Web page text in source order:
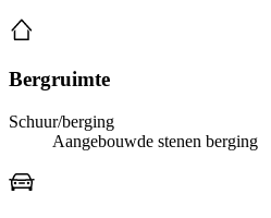
Bergruimte
Schuur/berging
Aangebouwde stenen berging